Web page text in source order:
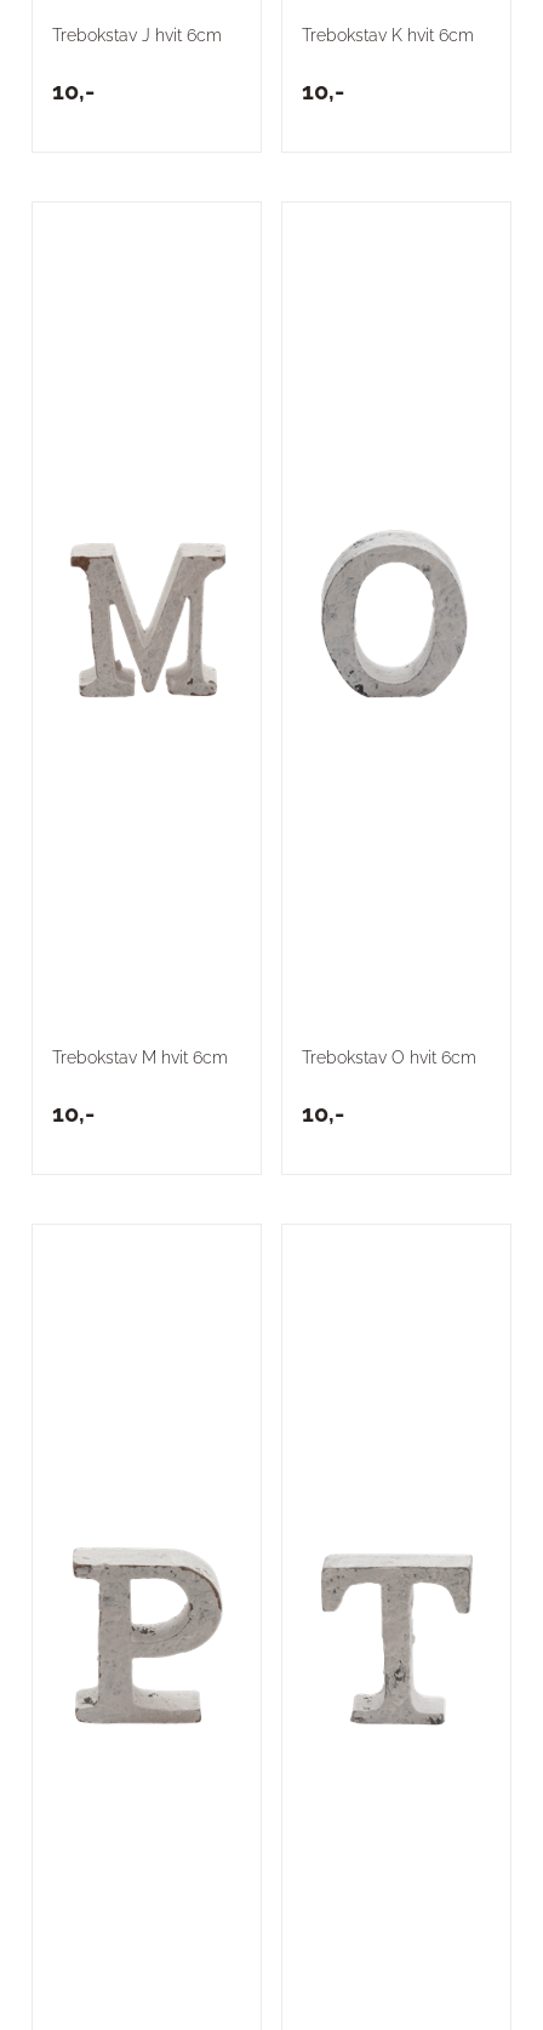
Trebokstav J hvit 6cm
10,-
Trebokstav K hvit 6cm
10,-
Trebokstav M hvit 6cm
10,-
Trebokstav O hvit 6cm
10,-